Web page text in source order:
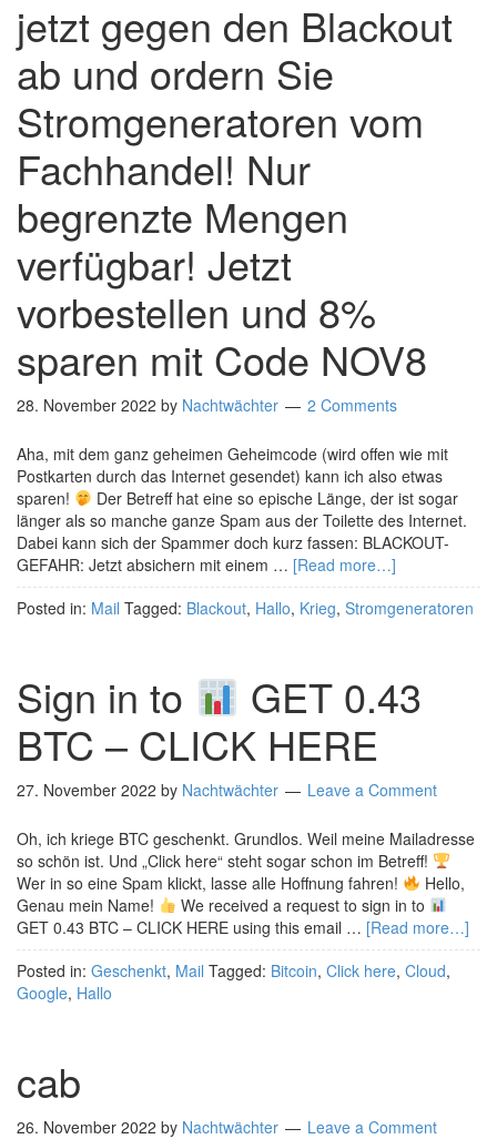
jetzt gegen den Blackout
ab und ordern Sie
Stromgeneratoren vom
Fachhandel! Nur
begrenzte Mengen
verfügbar! Jetzt
vorbestellen und 8%
sparen mit Code NOV8
28. November 2022 by Nachtwächter 2 Comments
Aha, mit dem ganz geheimen Geheimcode (wird offen wie mit
Postkarten durch das Internet gesendet) kann ich also etwas
sparen!
Der Betreff hat eine so epische Länge, der ist sogar
länger als so manche ganze Spam aus der Toilette des Internet.
Dabei kann sich der Spammer doch kurz fassen: BLACKOUT-
GEFAHR: Jetzt absichern mit einem … [Read more…]
Posted in: Mail Tagged: Blackout, Hallo, Krieg, Stromgeneratoren
Sign in to
GET 0.43
BTC – CLICK HERE
27. November 2022 by Nachtwächter Leave a Comment
Oh, ich kriege BTC geschenkt. Grundlos. Weil meine Mailadresse
so schön ist. Und „Click here“ steht sogar schon im Betreff!
Wer in so eine Spam klickt, lasse alle Hoffnung fahren!
Hello,
Genau mein Name!
We received a request to sign in to
GET 0.43 BTC – CLICK HERE using this email … [Read more…]
Posted in: Geschenkt, Mail Tagged: Bitcoin, Click here, Cloud,
Google, Hallo
cab
26. November 2022 by Nachtwächter Leave a Comment